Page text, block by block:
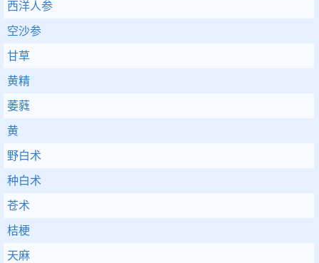
西洋人参
空沙参
甘草
黄精
萎蕤
黄
野白术
种白术
苍术
桔梗
天麻